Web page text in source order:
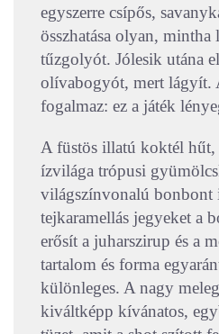
egyszerre csípős,
összhatása olyan,
tűzgolyót. Jólesik utána
olívabogyót, mert lágyít.
fogalmaz: ez a játék
A füstös illatú koktél
ízvilága trópusi
világszínvonalú bonbont
tejkaramellás jegyeket a
erősít a juharszirup és a
tartalom és forma
különleges. A nagy
kiváltképp kívánatos,